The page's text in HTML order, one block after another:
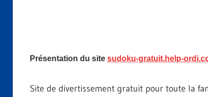
Présentation du site sudoku-gratuit.help-
Site de divertissement gratuit pour toute la